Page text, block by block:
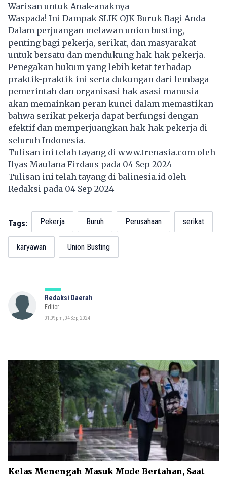
Warisan untuk Anak-anaknya
Waspada! Ini Dampak SLIK OJK Buruk Bagi Anda
Dalam perjuangan melawan union busting,
penting bagi pekerja, serikat, dan masyarakat
untuk bersatu dan mendukung hak-hak pekerja.
Penegakan hukum yang lebih ketat terhadap
praktik-praktik ini serta dukungan dari lembaga
pemerintah dan organisasi hak asasi manusia
akan memainkan peran kunci dalam memastikan
bahwa serikat pekerja dapat berfungsi dengan
efektif dan memperjuangkan hak-hak pekerja di
seluruh Indonesia.
Tulisan ini telah tayang di www.trenasia.com oleh
Ilyas Maulana Firdaus pada 04 Sep 2024
Tulisan ini telah tayang dibalinesia.id oleh
Redaksi pada 04 Sep 2024
Tags: Pekerja Buruh Perusahaan serikat
karyawan Union Busting
Redaksi Daerah
Editor
01:09pm, 04 Sep, 2024
Kelas Menengah Masuk Mode Bertahan, Saat